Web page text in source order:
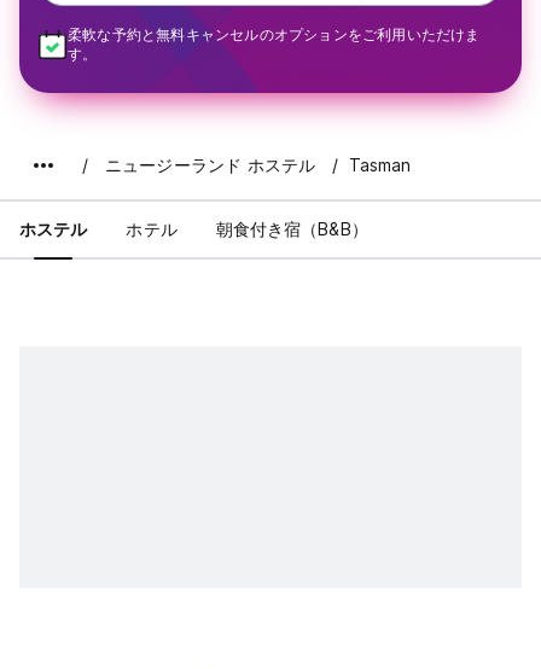
柔軟な予約と無料キャンセルのオプションをご利用いただけま
す。
ニュージーランド ホステル Tasman
ホステル ホテル 朝食付き宿（B&B）